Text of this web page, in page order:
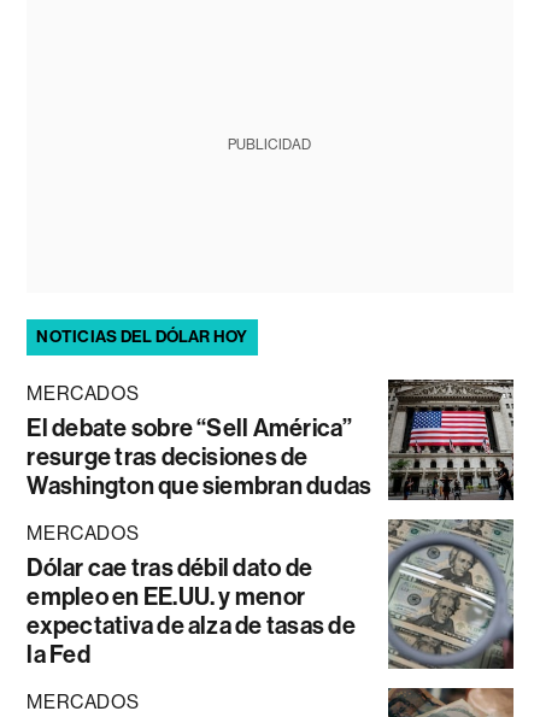
PUBLICIDAD
NOTICIAS DEL DÓLAR HOY
MERCADOS
El debate sobre “Sell América”
resurge tras decisiones de
Washington que siembran dudas
MERCADOS
Dólar cae tras débil dato de
empleo en EE.UU. y menor
expectativa de alza de tasas de
la Fed
MERCADOS